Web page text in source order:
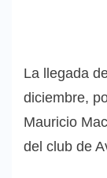
La llegada
diciembre,
Mauricio
del club de